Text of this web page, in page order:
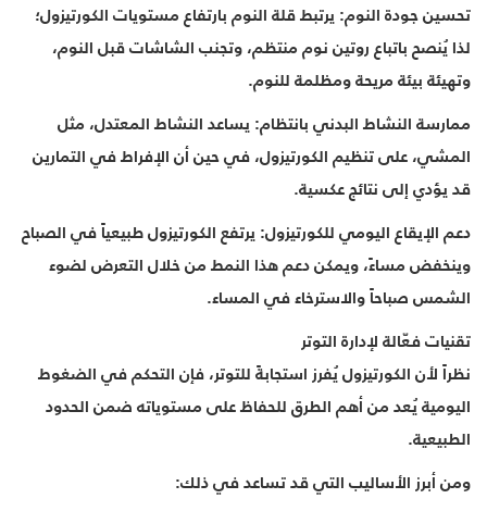
تحسين جودة النوم: يرتبط قلة النوم بارتفاع مستويات الكورتيزول؛
لذا يُنصح باتباع روتين نوم منتظم، وتجنب الشاشات قبل النوم،
وتهيئة بيئة مريحة ومظلمة للنوم.
ممارسة النشاط البدني بانتظام: يساعد النشاط المعتدل، مثل
المشي، على تنظيم الكورتيزول، في حين أن الإفراط في التمارين
قد يؤدي إلى نتائج عكسية.
دعم الإيقاع اليومي للكورتيزول: يرتفع الكورتيزول طبيعياً في الصباح
وينخفض مساءً، ويمكن دعم هذا النمط من خلال التعرض لضوء
الشمس صباحاً والاسترخاء في المساء.
تقنيات فعّالة لإدارة التوتر
نظراً لأن الكورتيزول يُفرز استجابةً للتوتر، فإن التحكم في الضغوط
اليومية يُعد من أهم الطرق للحفاظ على مستوياته ضمن الحدود
الطبيعية.
ومن أبرز الأساليب التي قد تساعد في ذلك: